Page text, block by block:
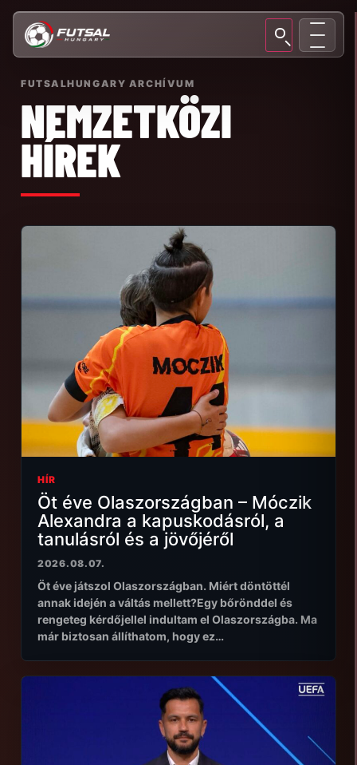
FUTSALHUNGARY ARCHÍVUM
NEMZETKÖZI
HÍREK
HÍR
Öt éve Olaszországban – Móczik
Alexandra a kapuskodásról, a
tanulásról és a jövőjéről
2026.08.07.
Öt éve játszol Olaszországban. Miért döntöttél
annak idején a váltás mellett?Egy bőrönddel és
rengeteg kérdőjellel indultam el Olaszországba. Ma
már biztosan állíthatom, hogy ez…